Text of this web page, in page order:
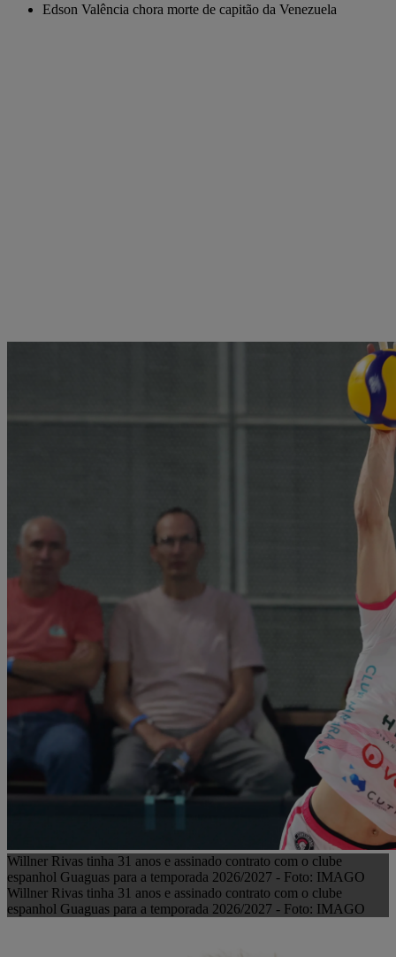
Edson Valência chora morte de capitão da Venezuela
Willner Rivas tinha 31 anos e assinado contrato com o clube
espanhol Guaguas para a temporada 2026/2027 - Foto: IMAGO
Willner Rivas tinha 31 anos e assinado contrato com o clube
espanhol Guaguas para a temporada 2026/2027 - Foto: IMAGO